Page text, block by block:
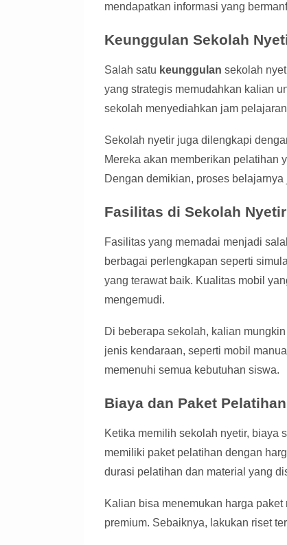
mendapatkan informasi yang
Keunggulan Sekolah
Salah satu keunggulan sekolah
yang strategis memudahkan kalian
sekolah menyediahkan jam
Sekolah nyetir juga dilengkapi
Mereka akan memberikan pelatihan
Dengan demikian, proses
Fasilitas di Sekolah
Fasilitas yang memadai menjadi
berbagai perlengkapan seperti
yang terawat baik. Kualitas mobil
mengemudi.
Di beberapa sekolah, kalian
jenis kendaraan, seperti mobil
memenuhi semua kebutuhan siswa.
Biaya dan Paket Pelatihan
Ketika memilih sekolah nyetir, biaya
memiliki paket pelatihan dengan
durasi pelatihan dan material yang
Kalian bisa menemukan harga
premium. Sebaiknya, lakukan riset